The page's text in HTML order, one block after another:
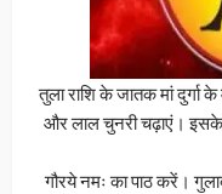
तुला राशि के जातक मां दुर्गा
और लाल चुनरी चढ़ाएं।
गौरये नमः का पाठ करें।